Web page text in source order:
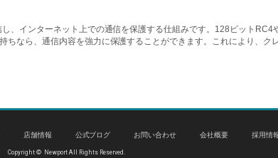
インターネット上での通信を保護する仕組みです。128ビットRC4
なら、通信内容を強力に保護することができます。これにより、
店舗情報 公式ブログ お問い合わせ 会社概要 採用情
Copyright © Newport All Rights Reserved.